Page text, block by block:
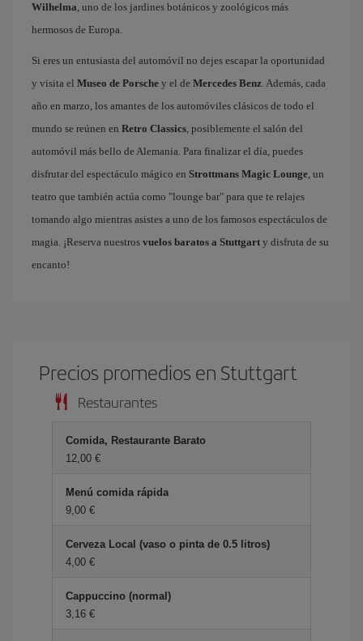
Wilhelma, uno de los jardines botánicos y zoológicos más
hermosos de Europa.
Si eres un entusiasta del automóvil no dejes escapar la oportunidad
y visita el Museo de Porsche y el de Mercedes Benz. Además, cada
año en marzo, los amantes de los automóviles clásicos de todo el
mundo se reúnen en Retro Classics, posiblemente el salón del
automóvil más bello de Alemania. Para finalizar el día, puedes
disfrutar del espectáculo mágico en Strottmans Magic Lounge, un
teatro que también actúa como "lounge bar" para que te relajes
tomando algo mientras asistes a uno de los famosos espectáculos de
magia. ¡Reserva nuestros vuelos baratos a Stuttgart y disfruta de su
encanto!
Precios promedios en Stuttgart
Restaurantes
Comida, Restaurante Barato
12,00 €
Menú comida rápida
9,00 €
Cerveza Local (vaso o pinta de 0.5 litros)
4,00 €
Cappuccino (normal)
3,16 €